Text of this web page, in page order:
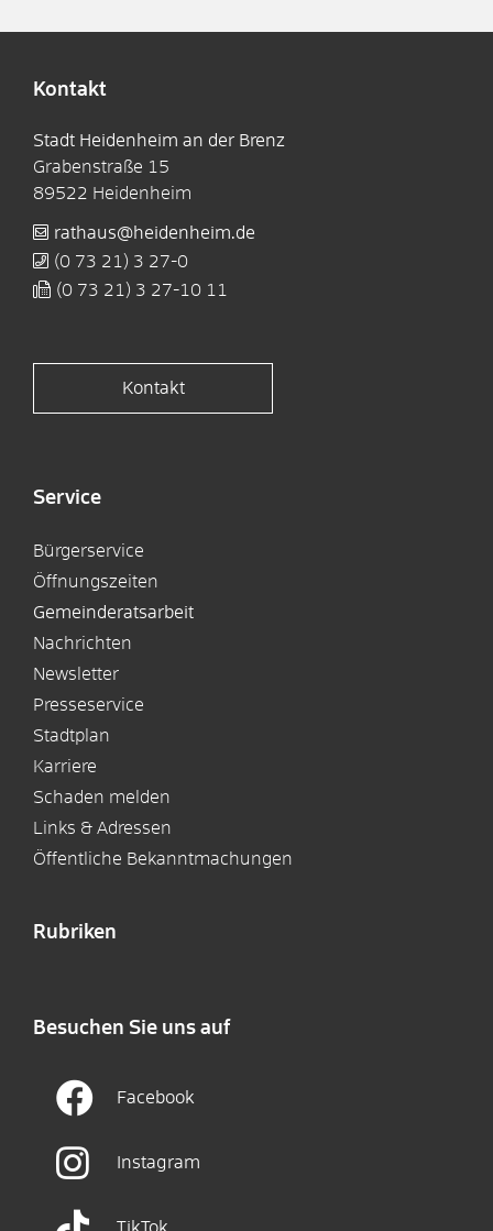
Kontakt
Stadt Heidenheim an der Brenz
Grabenstraße 15
89522 Heidenheim
rathaus@heidenheim.de
(0 73 21) 3 27-0
(0 73 21) 3 27-10 11
Kontakt
Service
Bürgerservice
Öffnungszeiten
Gemeinderatsarbeit
Nachrichten
Newsletter
Presseservice
Stadtplan
Karriere
Schaden melden
Links & Adressen
Öffentliche Bekanntmachungen
Rubriken
Besuchen Sie uns auf
Facebook
Instagram